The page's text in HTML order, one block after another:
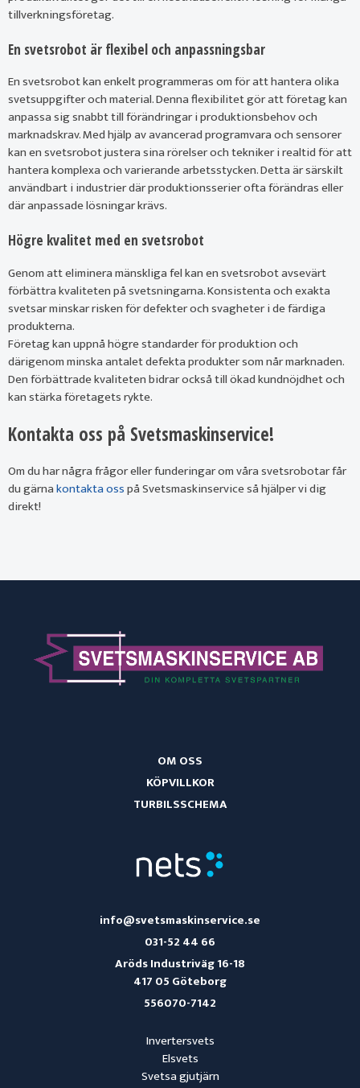
tillverkningsföretag.
En svetsrobot är flexibel och anpassningsbar
En svetsrobot kan enkelt programmeras om för att hantera olika
svetsuppgifter och material. Denna flexibilitet gör att företag kan
anpassa sig snabbt till förändringar i produktionsbehov och
marknadskrav. Med hjälp av avancerad programvara och sensorer
kan en svetsrobot justera sina rörelser och tekniker i realtid för att
hantera komplexa och varierande arbetsstycken. Detta är särskilt
användbart i industrier där produktionsserier ofta förändras eller
där anpassade lösningar krävs.
Högre kvalitet med en svetsrobot
Genom att eliminera mänskliga fel kan en svetsrobot avsevärt
förbättra kvaliteten på svetsningarna. Konsistenta och exakta
svetsar minskar risken för defekter och svagheter i de färdiga
produkterna.
Företag kan uppnå högre standarder för produktion och
därigenom minska antalet defekta produkter som når marknaden.
Den förbättrade kvaliteten bidrar också till ökad kundnöjdhet och
kan stärka företagets rykte.
Kontakta oss på Svetsmaskinservice!
Om du har några frågor eller funderingar om våra svetsrobotar får
du gärnakontakta osspå Svetsmaskinservice så hjälper vi dig
direkt!
Invertersvets
Elsvets
Svetsa gjutjärn
info@svetsmaskinservice.se
031-52 44 66
Aröds Industriväg 16-18
417 05 Göteborg
556070-7142
OM OSS
KÖPVILLKOR
TURBILSSCHEMA